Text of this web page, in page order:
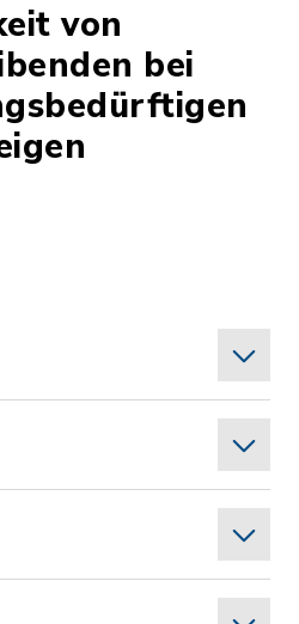
von
bei